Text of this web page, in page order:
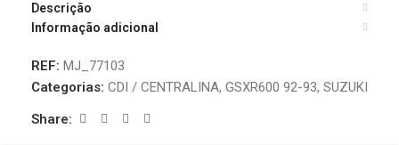
Descrição
Informação adicional
REF: MJ_77103
Categorias: CDI / CENTRALINA, GSXR600 92-93, SUZUKI
Share: